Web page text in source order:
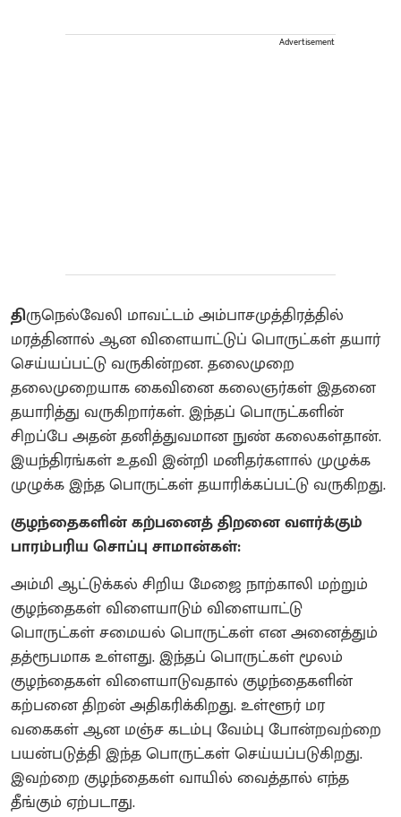
Advertisement
திருநெல்வேலி மாவட்டம் அம்பாசமுத்திரத்தில்
மரத்தினால் ஆன விளையாட்டுப் பொருட்கள் தயார்
செய்யப்பட்டு வருகின்றன. தலைமுறை
தலைமுறையாக கைவினை கலைஞர்கள் இதனை
தயாரித்து வருகிறார்கள். இந்தப் பொருட்களின்
சிறப்பே அதன் தனித்துவமான நுண் கலைகள்தான்.
இயந்திரங்கள் உதவி இன்றி மனிதர்களால் முழுக்க
முழுக்க இந்த பொருட்கள் தயாரிக்கப்பட்டு வருகிறது.
குழந்தைகளின் கற்பனைத் திறனை வளர்க்கும்
பாரம்பரிய சொப்பு சாமான்கள்:
அம்மி ஆட்டுக்கல் சிறிய மேஜை நாற்காலி மற்றும்
குழந்தைகள் விளையாடும் விளையாட்டு
பொருட்கள் சமையல் பொருட்கள் என அனைத்தும்
தத்ரூபமாக உள்ளது. இந்தப் பொருட்கள் மூலம்
குழந்தைகள் விளையாடுவதால் குழந்தைகளின்
கற்பனை திறன் அதிகரிக்கிறது. உள்ளூர் மர
வகைகள் ஆன மஞ்ச கடம்பு வேம்பு போன்றவற்றை
பயன்படுத்தி இந்த பொருட்கள் செய்யப்படுகிறது.
இவற்றை குழந்தைகள் வாயில் வைத்தால் எந்த
தீங்கும் ஏற்படாது.